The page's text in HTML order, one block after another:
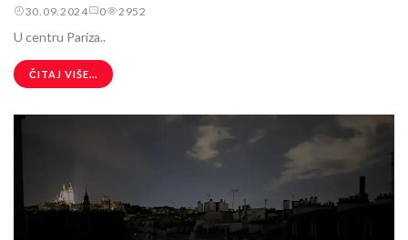
30.09.2024 0 2952
U centru Pariza..
ČITAJ VIŠE...